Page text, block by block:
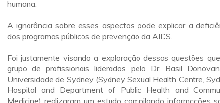
humana.
A ignorância sobre esses aspectos pode explicar a
dos programas públicos de prevenção da AIDS.
Foi justamente visando a exploração dessas questões
grupo de profissionais liderados pelo Dr. Basil
Universidade de Sydney (Sydney Sexual Health Centre,
Hospital and Department of Public Health and
Medicine) realizaram um estudo compilando informações